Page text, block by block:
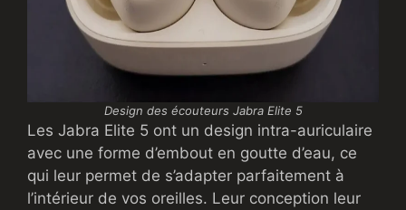
Design des écouteurs Jabra Elite 5
Les Jabra Elite 5 ont un design intra-auriculaire
avec une forme d’embout en goutte d’eau, ce
qui leur permet de s’adapter parfaitement à
l’intérieur de vos oreilles. Leur conception leur